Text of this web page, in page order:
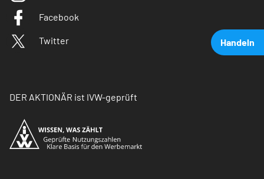
Handeln
Facebook
Twitter
DER AKTIONÄR ist IVW-geprüft